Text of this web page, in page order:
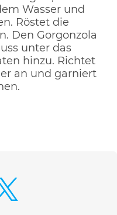
Wasser und
Röstet die
Den Gorgonzola
unter das
hinzu. Richtet
an und garniert